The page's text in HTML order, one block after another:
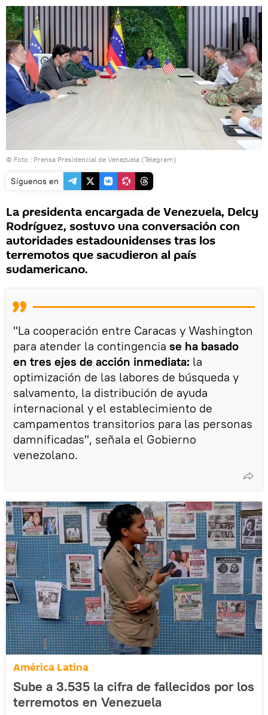
© Foto : Prensa Presidencial de Venezuela (Telegram)
Síguenos en
La presidenta encargada de Venezuela, Delcy
Rodríguez, sostuvo una conversación con
autoridades estadounidenses tras los
terremotos que sacudieron al país
sudamericano.
"La cooperación entre Caracas y Washington
para atender la contingencia se ha basado
en tres ejes de acción inmediata: la
optimización de las labores de búsqueda y
salvamento, la distribución de ayuda
internacional y el establecimiento de
campamentos transitorios para las personas
damnificadas", señala el Gobierno
venezolano.
América Latina
Sube a 3.535 la cifra de fallecidos por los
terremotos en Venezuela